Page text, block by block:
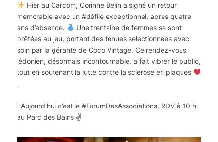
Hier au Carcom, Corinne Belin a signé un retour
mémorable avec un #défilé exceptionnel, après quatre
ans d’absence.
Une trentaine de femmes se sont
prêtées au jeu, portant des tenues sélectionnées avec
soin par la gérante de Coco Vintage. Ce rendez-vous
lédonien, désormais incontournable, a fait vibrer le public,
tout en soutenant la lutte contre la sclérose en plaques
.
ℹ Aujourd’hui c’est le #ForumDesAssociations, RDV à 10 h
au Parc des Bains ✌